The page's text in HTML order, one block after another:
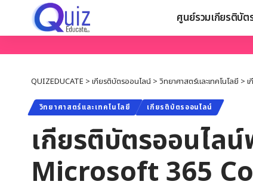
ศูนย์รวมเกียรติบัต
QUIZEDUCATE > เกียรติบัตรออนไลน์ > วิทยาศาสตร์และเทคโนโลยี >
วิทยาศาสตร์และเทคโนโลยี เกียรติบัตรออนไลน์
เกียรติบัตรออนไล
Microsoft 365